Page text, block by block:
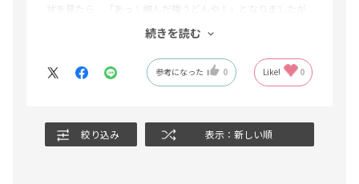
状を見たら、「あっ！頼んだ梅うどんや！」となりましたが
で、箱を開けると、ザルに入った綺麗なピンク色のうどんが5
個綺麗に並んでいて、「なんと美しいんやろー」と、ビック
そして、いざ食べようと作ると、すごく簡単に作れて（10分
以内）、食べてみると、梅の香り、酸味も感じれて、サッパ
続きを読む
参考になった 0 Like! 0
絞り込み 表示：新しい順